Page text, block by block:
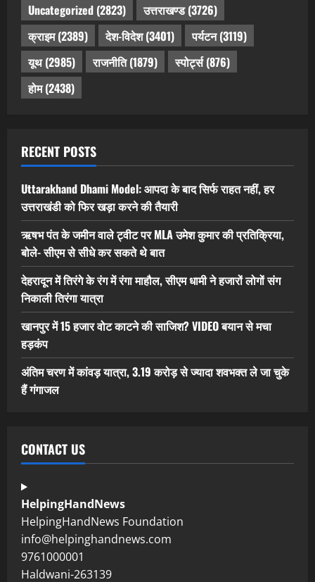
Uncategorized (2823) उत्तराखण्ड(3726)
क्राइम(2389) देश-विदेश(3401) पर्यटन(3119)
यूथ(2985) राजनीति(1879) स्पोर्ट्स(876)
होम(2438)
RECENT POSTS
Uttarakhand Dhami Model: आपदा के बाद सिर्फ राहत नहीं, हर
उत्तराखंडी को फिर खड़ा करने की तैयारी
ऋषभ पंत के जमीन वाले ट्वीट पर MLA उमेश कुमार की प्रतिक्रिया,
बोले- सीएम से सीधे कर सकते थे बात
देहरादून में तिरंगे के रंग में रंगा माहौल, सीएम धामी ने हजारों लोगों संग
निकाली तिरंगा यात्रा
खानपुर में 15 हजार वोट काटने की साजिश? VIDEO बयान से मचा
हड़कंप
अंतिम चरण में कांवड़ यात्रा, 3.19 करोड़ से ज्यादा शवभक्त ले जा चुके
हैं गंगाजल
CONTACT US
HelpingHandNews
HelpingHandNews Foundation
info@helpinghandnews.com
9761000001
Haldwani-263139